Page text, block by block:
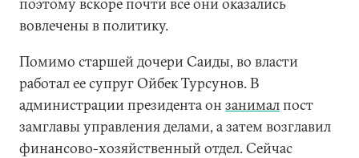
вовлечены в политику.
Помимо старшей дочери Саиды, во власти
работал ее супруг Ойбек Турсунов. В
администрации президента он занималпост
замглавы управления делами, а затем возглавил
финансово-хозяйственный отдел. Сейчас